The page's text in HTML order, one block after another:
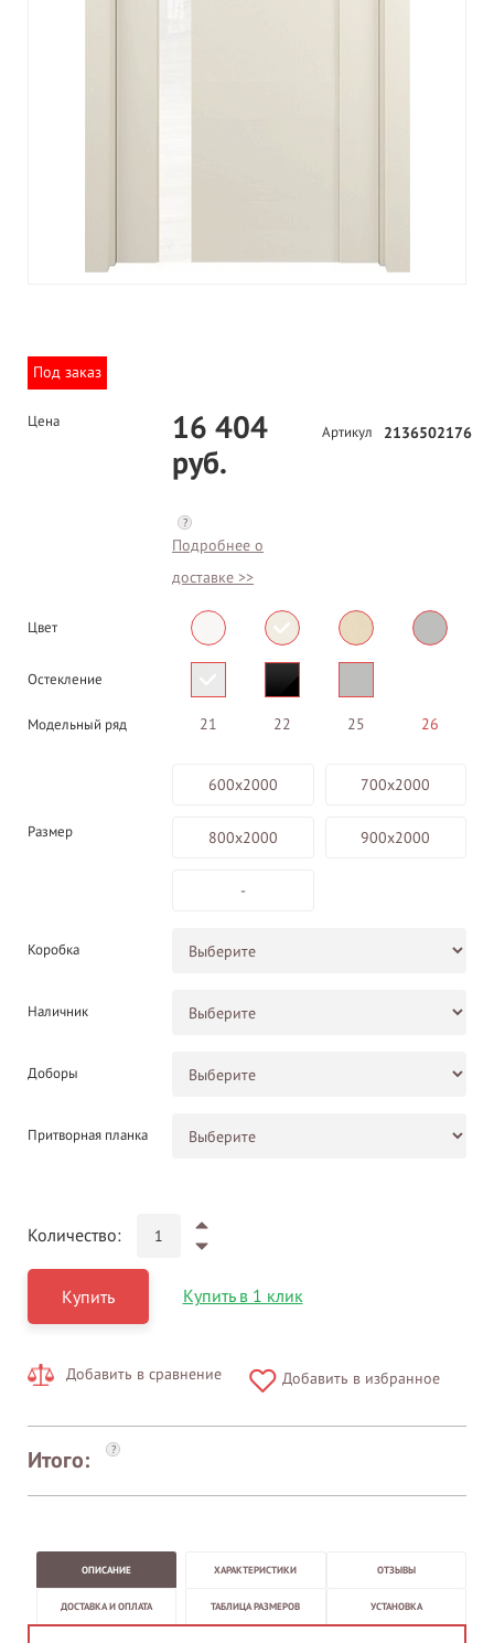
Под заказ
Цена
16 404
руб.
?
Подробнее о
доставке >>
Артикул 2136502176
Цвет
Остекление
Модельный ряд 21 22 25 26
Размер
600х2000 700х2000
800х2000 900х2000
-
Коробка
Наличник
Доборы
Притворная планка
Количество:
Купить Купить в 1 клик
Добавить в сравнение Добавить в избранное
Итого: ?
ОПИСАНИЕ ХАРАКТЕРИСТИКИ ОТЗЫВЫ
ДОСТАВКА И ОПЛАТА ТАБЛИЦА РАЗМЕРОВ УСТАНОВКА